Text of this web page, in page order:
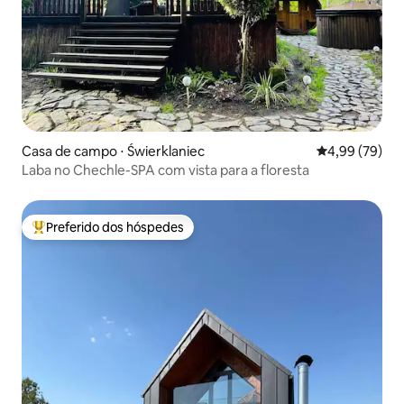
Casa de campo ⋅ Świerklaniec 4,99 de uma
4,99 (79)
Laba no Chechle-SPA com vista para a floresta
Entre os melhores preferidos dos hóspedes
Preferido dos hóspedes